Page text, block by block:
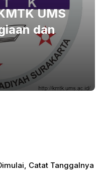
UMS
dan
Catat Tanggalnya